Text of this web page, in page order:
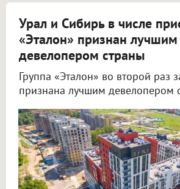
Урал и Сибирь в числе
«Эталон» признан лучшим
девелопером страны
Группа «Эталон» во второй раз
признана лучшим девелопером